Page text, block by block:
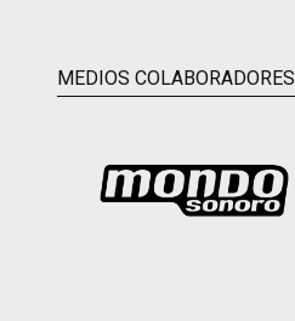
MEDIOS COLABORADORES